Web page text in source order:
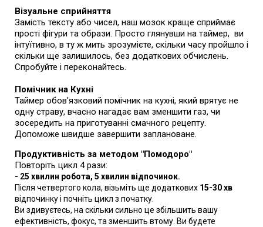
Візуальне сприйняття
Замість тексту або чисел, наш мозок краще сприймає
прості фігури та образи. Просто глянувши на таймер, ви
інтуїтивно, в ту ж мить зрозумієте, скільки часу пройшло і
скільки ще залишилось, без додаткових обчислень.
Спробуйте і переконайтесь.
Помічник на Кухні
Таймер обов'язковий помічник на кухні, який врятує не
одну страву, вчасно нагадає вам зменшити газ, чи
зосередить на приготуванні смачного рецепту.
Допоможе швидше завершити заплановане.
Продуктивність за методом "Помодоро"
Повторіть цикл 4 рази:
- 25 хвилин робота, 5 хвилин відпочинок.
Після четвертого кола, візьміть ще додаткових 15-30 хв
відпочинку і почніть цикл з початку.
Ви здивуєтесь, на скільки сильно це збільшить вашу
ефективність, фокус, та зменшить втому. Ви будете